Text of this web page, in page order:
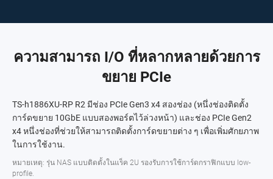
ความสามารถ I/O ที่หลากหลายด้วยการ
ขยาย PCIe
TS-h1886XU-RP R2 มีช่อง PCIe Gen3 x4 สองช่อง (หนึ่งช่องติดตั้ง
การ์ดขยาย 10GbE แบบสองพอร์ตไว้ล่วงหน้า) และช่อง PCIe Gen2
x4 หนึ่งช่องที่ช่วยให้สามารถติดตั้งการ์ดขยายต่าง ๆ เพื่อเพิ่มศักยภาพ
ในการใช้งาน.
หมายเหตุ: รุ่น NAS แบบติดตั้งในแร็ค 2U รองรับการใช้การ์ดกราฟิกแบบ low-
profile.